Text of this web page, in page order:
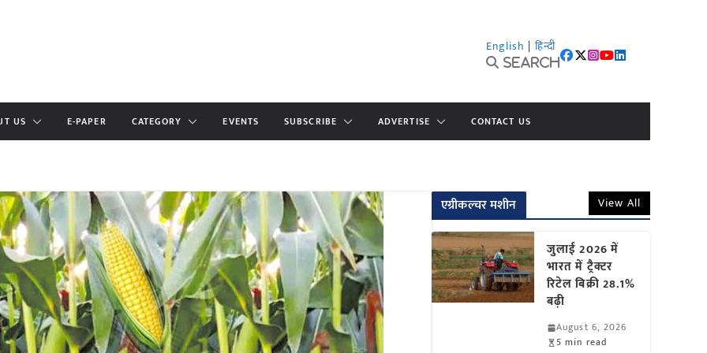
English | हिन्दी
Search
US E-PAPER CATEGORY EVENTS SUBSCRIBE ADVERTISE CONTACT US
एग्रीकल्चर मशीन View All
जुलाई 2026 में
भारत में ट्रैक्टर
रिटेल बिक्री 28.1%
बढ़ी
August 6, 2026
5 min read